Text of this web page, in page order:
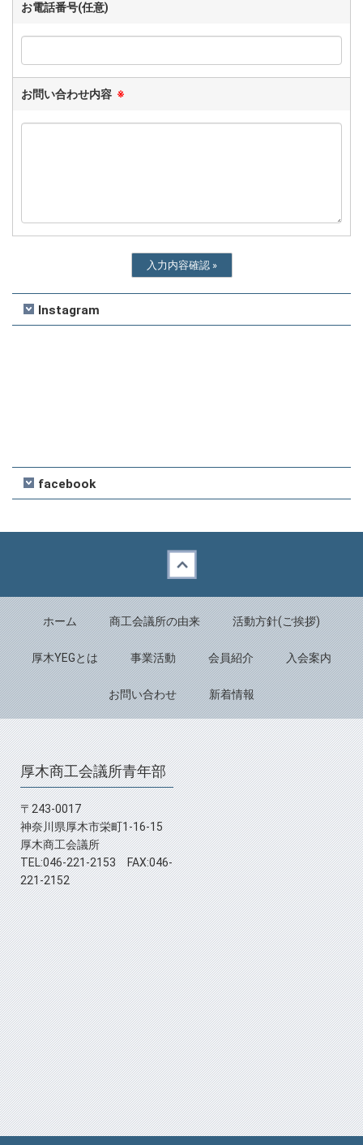
お電話番号(任意)
お問い合わせ内容 ※
Instagram
facebook
ホーム 商工会議所の由来 活動方針(ご挨拶)
厚木YEGとは 事業活動 会員紹介 入会案内
お問い合わせ 新着情報
厚木商工会議所青年部
〒243-0017
神奈川県厚木市栄町1-16-15
厚木商工会議所
TEL:046-221-2153 FAX:046-
221-2152
Back to top